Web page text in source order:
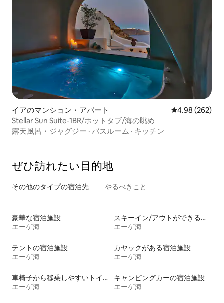
イアのマンション・アパート レビュー262
4.98 (262)
Stellar Sun Suite-1BR/ホットタブ/海の眺め
露天風呂・ジャグジー · バスルーム · キッチン
ぜひ訪⁠れ⁠た⁠い目⁠的⁠地
その他のタ⁠イ⁠プ⁠の宿⁠泊⁠先 やるべきこと
豪華な宿泊施設
エーゲ海
スキーイン/アウトができる宿泊先
エーゲ海
テントの宿泊施設
エーゲ海
カヤックがある宿泊施設
エーゲ海
車椅子から移乗しやすいトイレ付きの宿泊施設
エーゲ海
キャンピングカーの宿泊施設
エーゲ海